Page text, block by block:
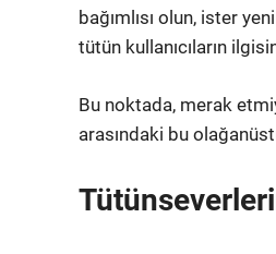
bağımlısı olun, ister
tütün kullanıcıların
Bu noktada, merak
arasındaki bu